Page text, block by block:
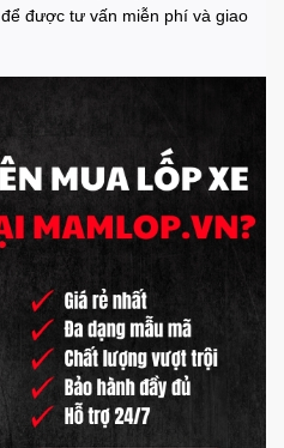
để được tư vấn miễn phí và giao